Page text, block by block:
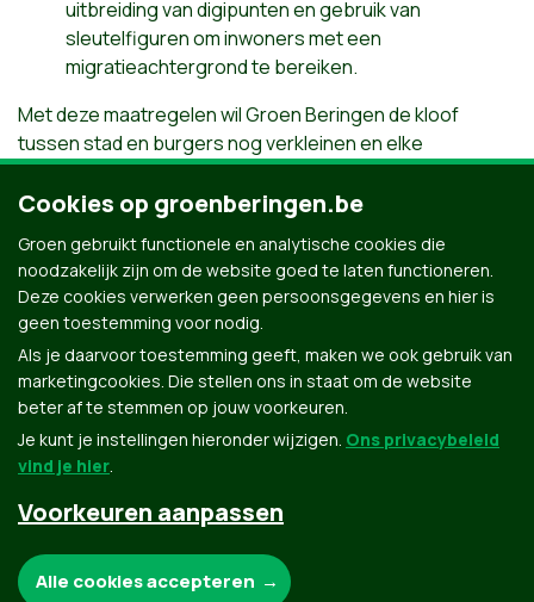
uitbreiding van digipunten en gebruik van
sleutelfiguren om inwoners met een
migratieachtergrond te bereiken.
Met deze maatregelen wil Groen Beringen de kloof
tussen stad en burgers nog verkleinen en elke
Beringenaar inspraak geven in het beleid van de eigen
stad.
Download het volledige programma
Groen.be
Cookies op groenberingen.be
Groen gebruikt functionele en analytische cookies die
noodzakelijk zijn om de website goed te laten functioneren.
Deze cookies verwerken geen persoonsgegevens en hier is
geen toestemming voor nodig.
Als je daarvoor toestemming geeft, maken we ook gebruik van
marketingcookies. Die stellen ons in staat om de website
beter af te stemmen op jouw voorkeuren.
Je kunt je instellingen hieronder wijzigen. Ons privacybeleid
vind je hier.
Voorkeuren aanpassen
Alle cookies accepteren